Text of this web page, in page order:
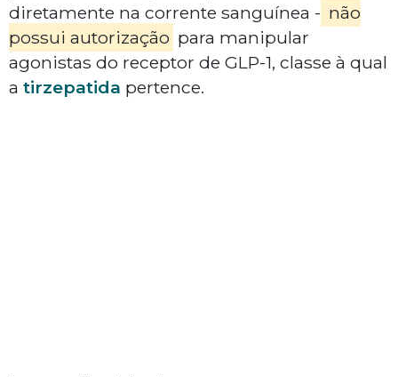
diretamente na corrente sanguínea - não
possui autorização para manipular
agonistas do receptor de GLP-1, classe à qual
a tirzepatida pertence.